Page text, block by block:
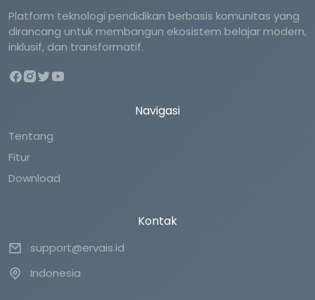
Platform teknologi pendidikan berbasis komunitas yang
dirancang untuk membangun ekosistem belajar modern,
inklusif, dan transformatif.
Navigasi
Tentang
Fitur
Download
Kontak
support@ervais.id
Indonesia